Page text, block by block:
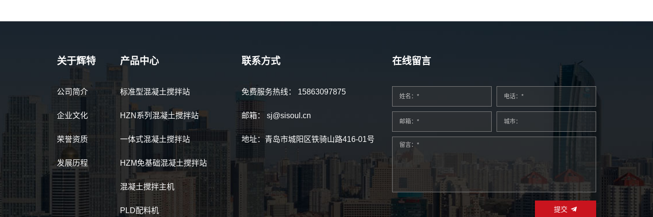
关于辉特
公司简介
企业文化
荣誉资质
发展历程
产品中心
标准型混凝土搅拌站
HZN系列混凝土搅拌站
一体式混凝土搅拌站
HZM免基础混凝土搅拌站
混凝土搅拌主机
PLD配料机
联系方式
免费服务热线： 15863097875
邮箱： sj@sisoul.cn
地址：青岛市城阳区铁骑山路416-01号
在线留言
姓名：* 电话：*
邮箱：* 城市：
留言：*
提交